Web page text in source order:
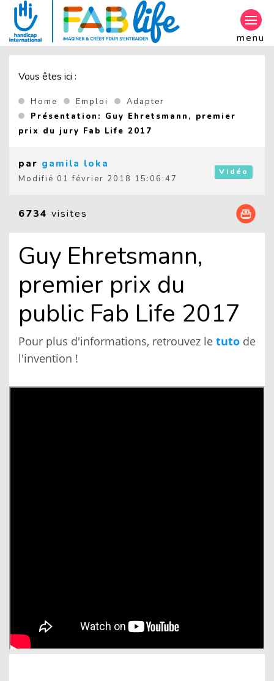
Aller au contenu principal
menu
Vous êtes ici :
Home Emploi
Adapter
Présentation: Guy Ehretsmann, premier
prix du jury Fab Life 2017
par gamila loka
Modifié 01 février 2018 15:06:47
Vidéo
6734 visites
Guy Ehretsmann,
premier prix du
public Fab Life 2017
Pour plus d'informations, retrouvez le tuto de
l'invention !